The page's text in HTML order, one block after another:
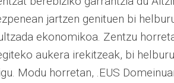
jartzen genituen bi
ekonomikoa. Zentzu
aukera irekitzeak, bi
Modu horretan, .EUS